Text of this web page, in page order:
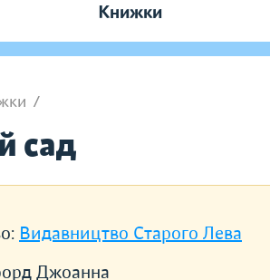
Книжки
/
сад
Видавництво Старого Лева
Джоанна